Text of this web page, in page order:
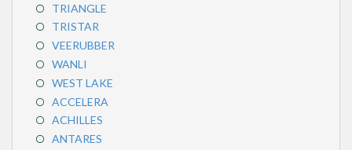
TRIANGLE
TRISTAR
VEERUBBER
WANLI
WEST LAKE
ACCELERA
ACHILLES
ANTARES